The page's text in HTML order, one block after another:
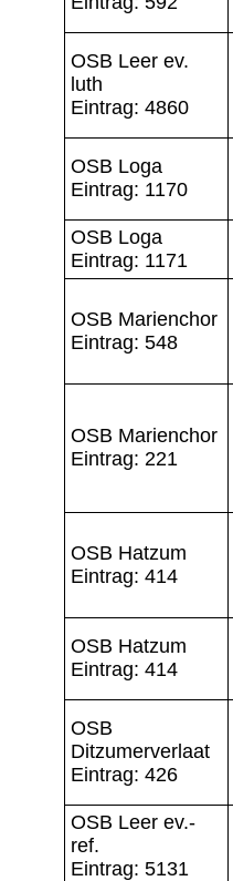
OSB Leer ev.
luth
Eintrag: 4860
OSB Loga
Eintrag: 1170
OSB Loga
Eintrag: 1171
OSB Marienchor
Eintrag: 548
OSB Marienchor
Eintrag: 221
OSB Hatzum
Eintrag: 414
OSB Hatzum
Eintrag: 414
OSB
Ditzumerverlaat
Eintrag: 426
OSB Leer ev.-
ref.
Eintrag: 5131